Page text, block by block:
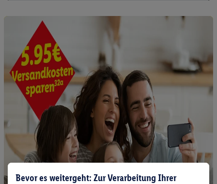
Bevor es weitergeht: Zur Verarbeitung Ihrer